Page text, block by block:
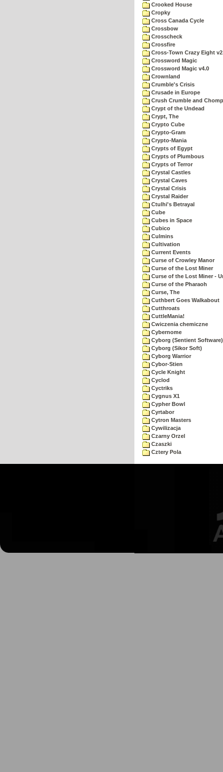
Crooked House
Cropky
Cross Canada Cycle
Crossbow
Crosscheck
Crossfire
Cross-Town Crazy Eight
Crossword Magic
Crossword Magic v4.0
Crownland
Crumble's Crisis
Crusade in Europe
Crush Crumble and Chomp
Crypt of the Undead
Crypt, The
Crypto Cube
Crypto-Gram
Crypto-Mania
Crypts of Egypt
Crypts of Plumbous
Crypts of Terror
Crystal Castles
Crystal Caves
Crystal Crisis
Crystal Raider
Ctulhi's Betrayal
Cube
Cubes in Space
Cubico
Culmins
Cultivation
Current Events
Curse of Crowley Manor
Curse of the Lost Miner
Curse of the Lost Miner -
Curse of the Pharaoh
Curse, The
Cuthbert Goes Walkabout
Cutthroats
CuttleMania!
Cwiczenia chemiczne
Cybernome
Cyborg (Sentient Software)
Cyborg (Sikor Soft)
Cyborg Warrior
Cybor-Stien
Cycle Knight
Cyclod
Cyctriks
Cygnus X1
Cypher Bowl
Cyrtabor
Cytron Masters
Cywilizacja
Czarny Orzel
Czaszki
Cztery Pola